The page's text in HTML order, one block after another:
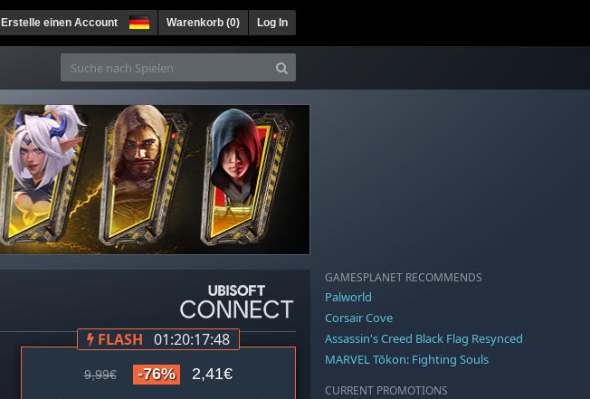
Erstelle einen Account Warenkorb (0) Log In
FLASH 01:20:17:48
9,99€ -76% 2,41€
GAMESPLANET RECOMMENDS
Palworld
Corsair Cove
Assassin's Creed Black Flag Resynced
MARVEL Tōkon: Fighting Souls
CURRENT PROMOTIONS